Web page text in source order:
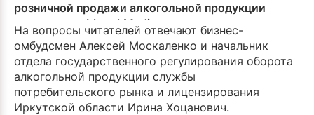
розничной продажи алкогольной продукции
проходит на IrkutskMedia.ru
На вопросы читателей отвечают бизнес-
омбудсмен Алексей Москаленко и начальник
отдела государст­венного регулирования обо­рота
алкогольной продукции службы
потребительского рынка и лицензирования
Иркутской области Ирина Хоцанович.